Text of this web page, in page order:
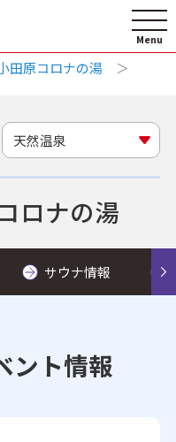
田原コロナの湯
ロナの湯
天然温泉
サウナ情報
ント情報